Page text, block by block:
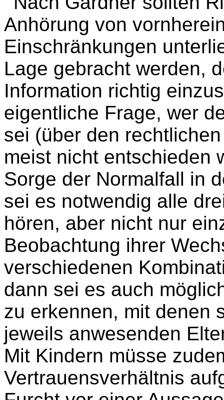
Anhörung von
Einschränkungen
Lage gebracht werden,
Information richtig
eigentliche Frage, wer
sei (über den
meist nicht entschieden
Sorge der Normalfall in
sei es notwendig alle
hören, aber nicht nur
Beobachtung ihrer
verschiedenen
dann sei es auch
zu erkennen, mit denen
jeweils anwesenden
Mit Kindern müsse
Vertrauensverhältnis